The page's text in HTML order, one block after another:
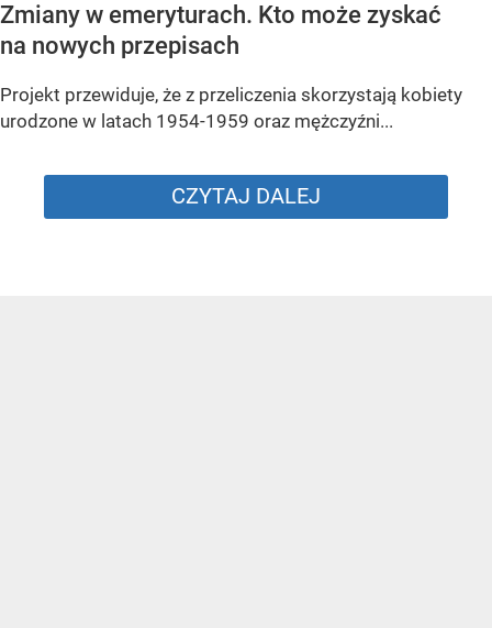
Zmiany w emeryturach. Kto może zyskać
na nowych przepisach
Projekt przewiduje, że z przeliczenia skorzystają kobiety
urodzone w latach 1954-1959 oraz mężczyźni...
CZYTAJ DALEJ